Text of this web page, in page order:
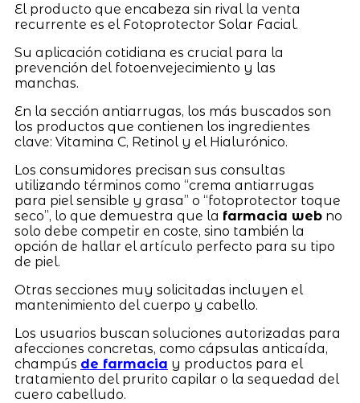
El producto que encabeza sin rival la venta
recurrente es el Fotoprotector Solar Facial.
Su aplicación cotidiana es crucial para la
prevención del fotoenvejecimiento y las
manchas.
En la sección antiarrugas, los más buscados son
los productos que contienen los ingredientes
clave: Vitamina C, Retinol y el Hialurónico.
Los consumidores precisan sus consultas
utilizando términos como “crema antiarrugas
para piel sensible y grasa” o “fotoprotector toque
seco”, lo que demuestra que la farmacia webno
solo debe competir en coste, sino también la
opción de hallar el artículo perfecto para su tipo
de piel.
Otras secciones muy solicitadas incluyen el
mantenimiento del cuerpo y cabello.
Los usuarios buscan soluciones autorizadas para
afecciones concretas, como cápsulas anticaída,
champús de farmacia y productos para el
tratamiento del prurito capilar o la sequedad del
cuero cabelludo.